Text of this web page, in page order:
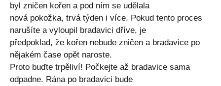
byl zničen kořen a pod ním se udělala
nová pokožka, trvá týden i více. Pokud tento proces
narušíte a vyloupil bradavici dříve, je
předpoklad, že kořen nebude zničen a bradavice po
nějakém čase opět naroste.
Proto buďte trpěliví! Počkejte až bradavice sama
odpadne. Rána po bradavici bude